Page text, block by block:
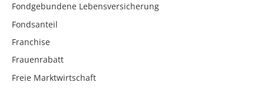
Fondgebundene Lebensversicherung
Fondsanteil
Franchise
Frauenrabatt
Freie Marktwirtschaft